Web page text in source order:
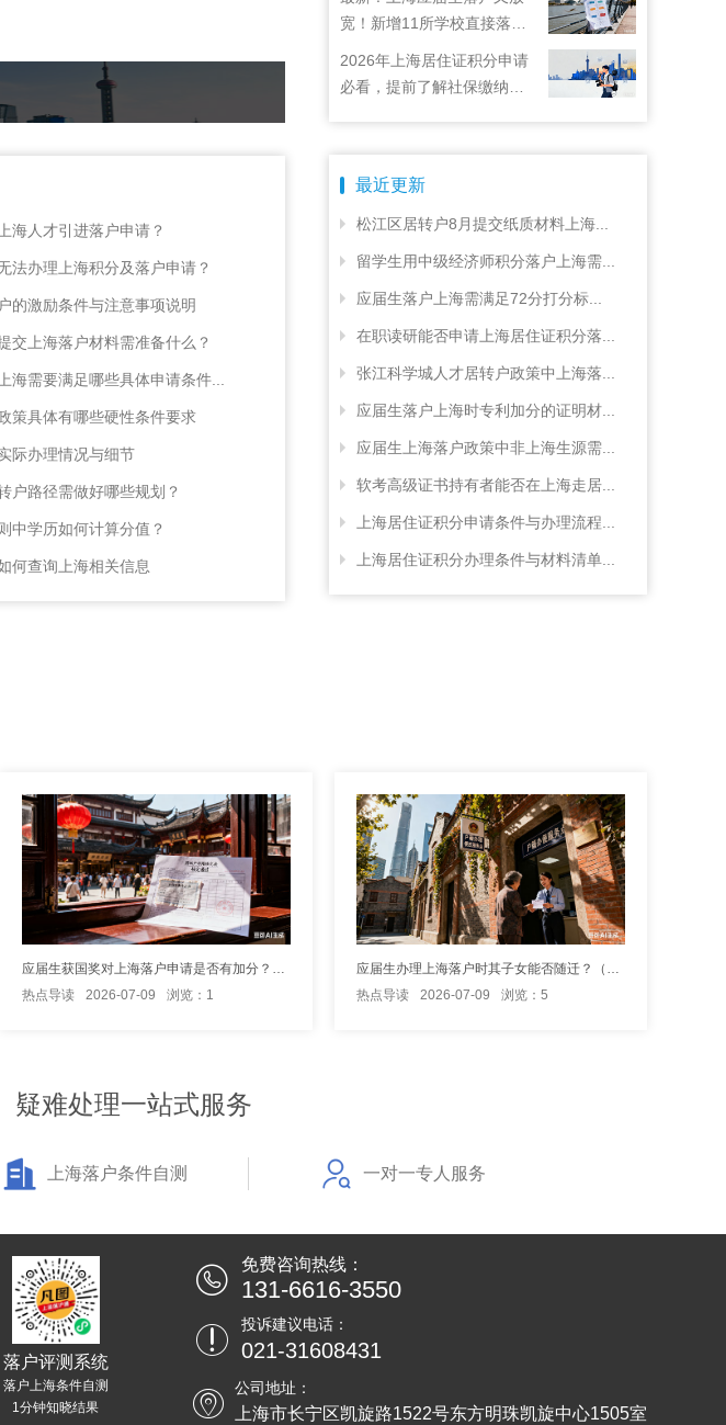
海人才引进落户申请？
法办理上海积分及落户申请？
的激励条件与注意事项说明
交上海落户材料需准备什么？
海需要满足哪些具体申请条件...
策具体有哪些硬性条件要求
际办理情况与细节
户路径需做好哪些规划？
中学历如何计算分值？
何查询上海相关信息
宽！新增11所学校直接落
2026年上海居住证积分申请
必看，提前了解社保缴纳要
最近更新
松江区居转户8月提交纸质材料上海...
留学生用中级经济师积分落户上海需...
应届生落户上海需满足72分打分标...
在职读研能否申请上海居住证积分落...
张江科学城人才居转户政策中上海落...
应届生落户上海时专利加分的证明材...
应届生上海落户政策中非上海生源需...
软考高级证书持有者能否在上海走居...
上海居住证积分申请条件与办理流程...
上海居住证积分办理条件与材料清单...
应届生获国奖对上海落户申请是否有加分？（应届生拿国奖申请上海落户能加分吗）
热点导读
2026-07-09 浏览：1
应届生办理上海落户时其子女能否随迁？（应届生落户上海时孩子可以随迁吗）
热点导读
2026-07-09 浏览：5
疑难处理一站式服务
上海落户条件自测 一对一专人服务
落户评测系统
落户上海条件自测
1分钟知晓结果
免费咨询热线：
131-6616-3550
投诉建议电话：
021-31608431
公司地址：
上海市长宁区凯旋路1522号东方明珠凯旋中心1505室